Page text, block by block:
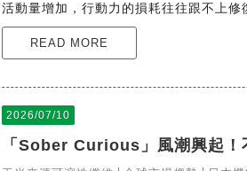
活動量增加，行動力的損耗往往跟不上
READ MORE
2026/07/10
「Sober Curious」風潮興起